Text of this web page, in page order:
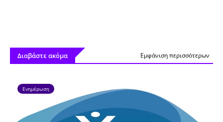
Διαβάστε ακόμα Εμφάνιση περισσότερων
Ενημέρωση